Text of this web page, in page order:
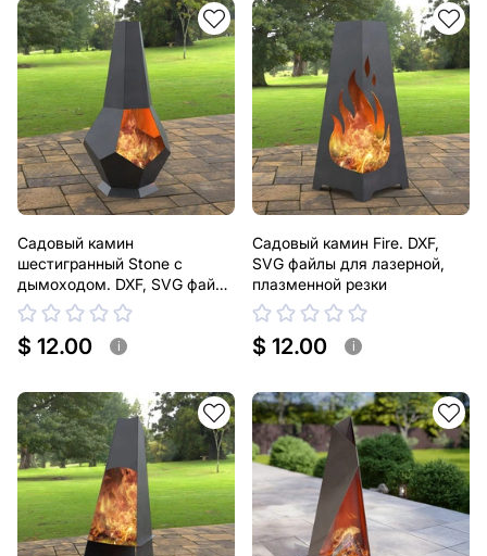
Садовый камин
шестигранный Stone с
дымоходом. DXF, SVG файлы
для лазерной, плазменной
резки
$ 12.00 i
Садовый камин Fire. DXF,
SVG файлы для лазерной,
плазменной резки
$ 12.00 i